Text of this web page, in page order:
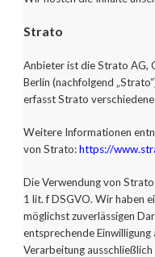
Strato
Anbieter ist die Strato
Berlin (nachfolgend
erfasst Strato
Weitere Informationen
von Strato:https://
Die Verwendung von
1 lit. f DSGVO. Wir haben
möglichst zuverlässigen
entsprechende
Verarbeitung